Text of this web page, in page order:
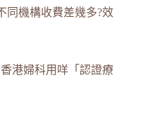
同機構收費差幾多?效
港婦科用咩「認證療